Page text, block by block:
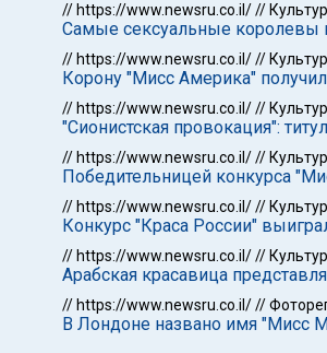
// https://www.newsru.co.il///
Самые сексуальные королевы
// https://www.newsru.co.il///
Корону "Мисс Америка"
// https://www.newsru.co.il///
"Сионистская провокация":
// https://www.newsru.co.il///
Победительницей конкурса
// https://www.newsru.co.il///
Конкурс "Краса России"
// https://www.newsru.co.il///
Арабская красавица
// https://www.newsru.co.il///
В Лондоне названо имя "Мисс